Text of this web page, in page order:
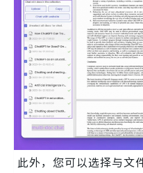
此外，您可以选择与文